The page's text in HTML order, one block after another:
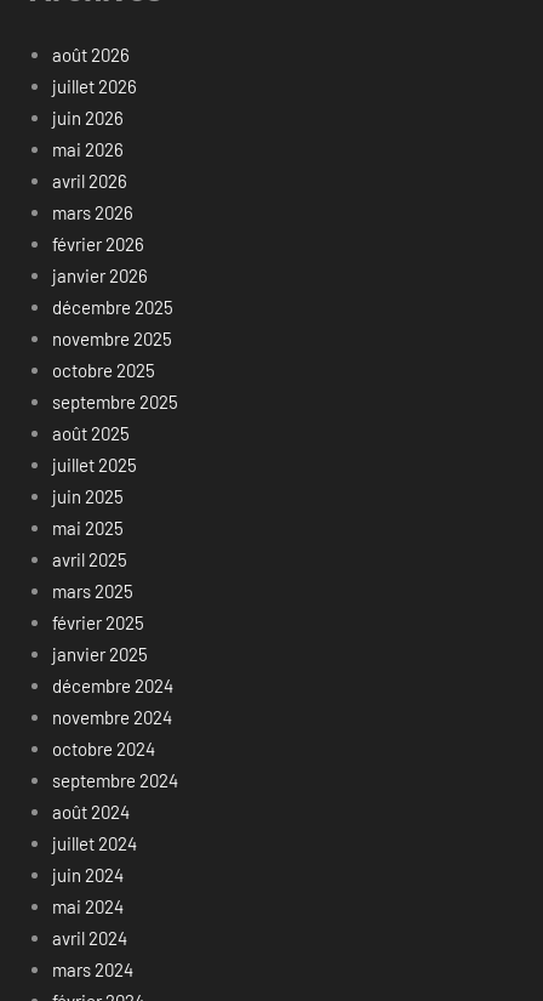
août 2026
juillet 2026
juin 2026
mai 2026
avril 2026
mars 2026
février 2026
janvier 2026
décembre 2025
novembre 2025
octobre 2025
septembre 2025
août 2025
juillet 2025
juin 2025
mai 2025
avril 2025
mars 2025
février 2025
janvier 2025
décembre 2024
novembre 2024
octobre 2024
septembre 2024
août 2024
juillet 2024
juin 2024
mai 2024
avril 2024
mars 2024